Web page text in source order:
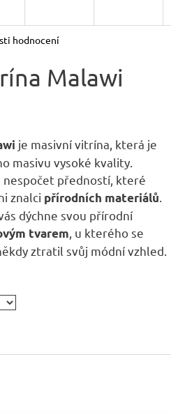
hodnocení
Malawi
je masivní vitrína, která je
masivu vysoké kvality.
nespočet předností, které
znalci přírodních materiálů
dýchne svou přírodní
tvarem , u kterého se
ztratil svůj módní vzhled.